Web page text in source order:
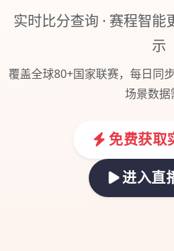
实时比分查询 · 赛程智能
示
覆盖全球80+国家联赛，每日同步
场景数据
免费获取
进入直